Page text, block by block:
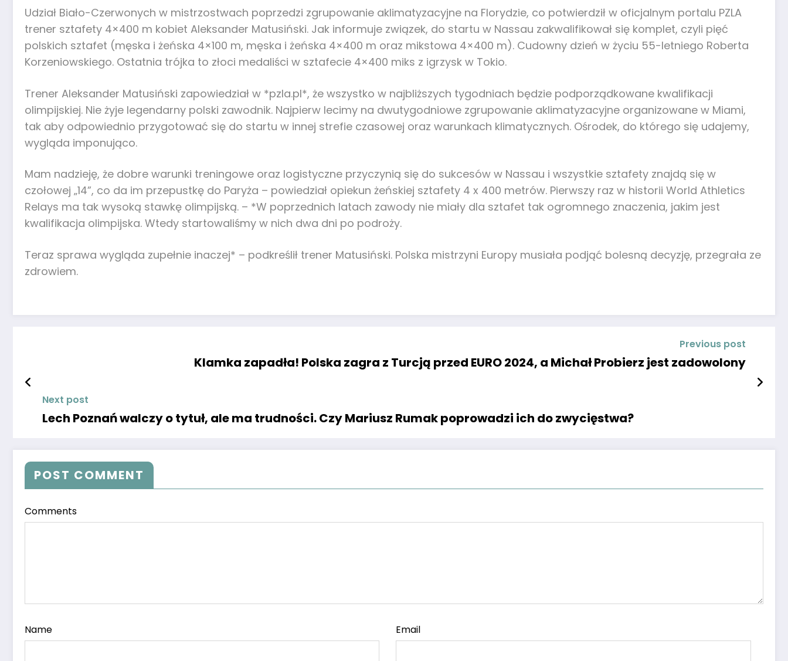
Udział Biało-Czerwonych w mistrzostwach poprzedzi zgrupowanie aklimatyzacyjne na Florydzie, co potwierdził w oficjalnym portalu PZLA
trener sztafety 4×400 m kobiet Aleksander Matusiński. Jak informuje związek, do startu w Nassau zakwalifikował się komplet, czyli pięć
polskich sztafet (męska i żeńska 4×100 m, męska i żeńska 4×400 m oraz mikstowa 4×400 m). Cudowny dzień w życiu 55-letniego Roberta
Korzeniowskiego. Ostatnia trójka to złoci medaliści w sztafecie 4×400 miks z igrzysk w Tokio.
Trener Aleksander Matusiński zapowiedział w *pzla.pl*, że wszystko w najbliższych tygodniach będzie podporządkowane kwalifikacji
olimpijskiej. Nie żyje legendarny polski zawodnik. Najpierw lecimy na dwutygodniowe zgrupowanie aklimatyzacyjne organizowane w Miami,
tak aby odpowiednio przygotować się do startu w innej strefie czasowej oraz warunkach klimatycznych. Ośrodek, do którego się udajemy,
wygląda imponująco.
Mam nadzieję, że dobre warunki treningowe oraz logistyczne przyczynią się do sukcesów w Nassau i wszystkie sztafety znajdą się w
czołowej „14”, co da im przepustkę do Paryża – powiedział opiekun żeńskiej sztafety 4 x 400 metrów. Pierwszy raz w historii World Athletics
Relays ma tak wysoką stawkę olimpijską. – *W poprzednich latach zawody nie miały dla sztafet tak ogromnego znaczenia, jakim jest
kwalifikacja olimpijska. Wtedy startowaliśmy w nich dwa dni po podroży.
Teraz sprawa wygląda zupełnie inaczej* – podkreślił trener Matusiński. Polska mistrzyni Europy musiała podjąć bolesną decyzję, przegrała ze
zdrowiem.
Previous post
Klamka zapadła! Polska zagra z Turcją przed EURO 2024, a Michał Probierz jest zadowolony
Next post
Lech Poznań walczy o tytuł, ale ma trudności. Czy Mariusz Rumak poprowadzi ich do zwycięstwa?
POST COMMENT
Comments
Name Email